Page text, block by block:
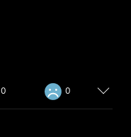
0 0